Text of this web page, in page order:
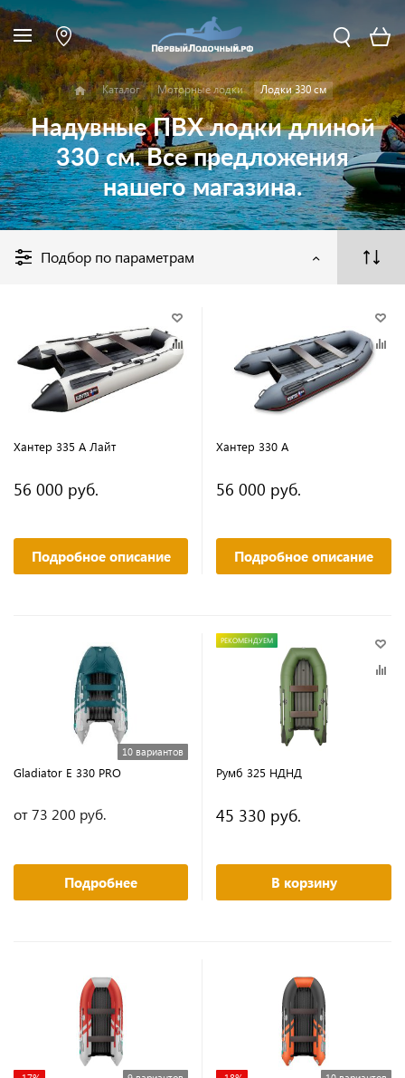
Каталог Моторные лодки Лодки 330 см
Надувные ПВХ лодки длиной
330 см. Все предложения
нашего магазина.
Подбор по параметрам
Хантер 335 А Лайт
56 000 руб.
Подробное описание
Хантер 330 А
56 000 руб.
Подробное описание
10 вариантов
Gladiator E 330 PRO
от 73 200 руб.
Подробнее
РЕКОМЕНДУЕМ
Румб 325 НДНД
45 330 руб.
В корзину